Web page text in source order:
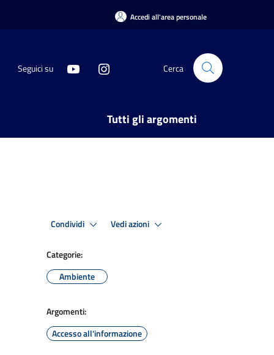
Accedi all'area personale
Seguici su Cerca
Tutti gli argomenti
Condividi Vedi azioni
Categorie:
Ambiente
Argomenti:
Accesso all'informazione